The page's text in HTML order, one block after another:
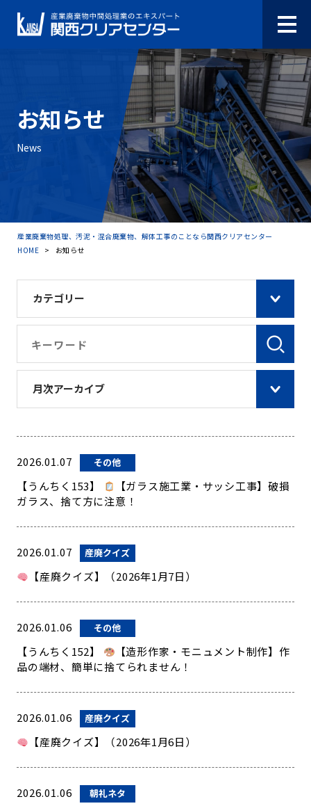
お知らせ
News
産業廃棄物処理、汚泥・混合廃棄物、解体工事のことなら関西クリアセンター
HOME > お知らせ
カテゴリー
月次アーカイブ
2026.01.07 その他
【うんちく153】
【ガラス施工業・サッシ工事】破損
ガラス、捨て方に注意！
2026.01.07 産廃クイズ
【産廃クイズ】（2026年1月7日）
2026.01.06 その他
【うんちく152】
【造形作家・モニュメント制作】作
品の端材、簡単に捨てられません！
2026.01.06 産廃クイズ
【産廃クイズ】（2026年1月6日）
2026.01.06 朝礼ネタ